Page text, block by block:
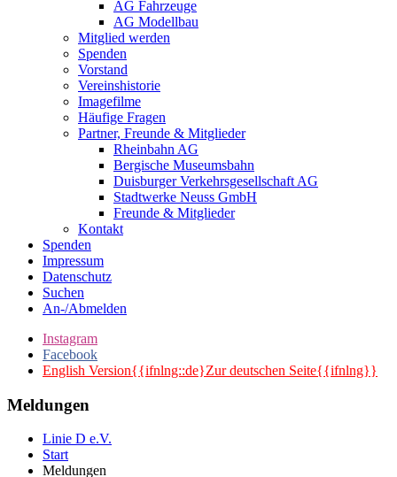
AG Fahrzeuge
AG Modellbau
Mitglied werden
Spenden
Vorstand
Vereinshistorie
Imagefilme
Häufige Fragen
Partner, Freunde & Mitglieder
Rheinbahn AG
Bergische Museumsbahn
Duisburger Verkehrsgesellschaft AG
Stadtwerke Neuss GmbH
Freunde & Mitglieder
Kontakt
Spenden
Impressum
Datenschutz
Suchen
An-/Abmelden
Instagram
Facebook
English Version{{ifnlng::de}Zur deutschen Seite{{ifnlng}}
Meldungen
Linie D e.V.
Start
Meldungen